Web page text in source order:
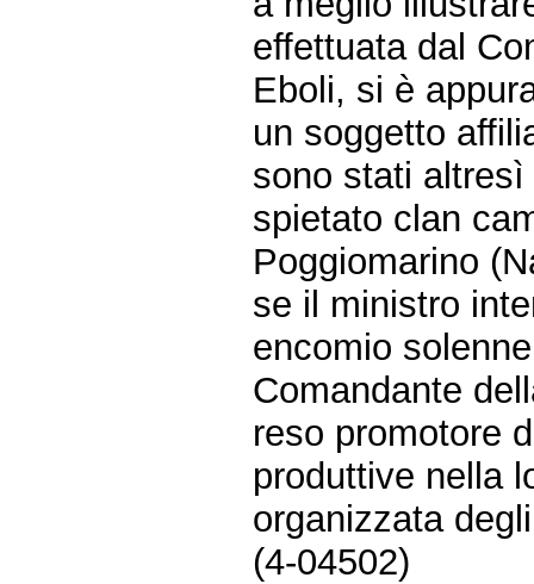
effettuata dal
Eboli, si è
un soggetto
sono stati
spietato clan
Poggiomarino
se il ministro
encomio
Comandante
reso promotore
produttive nella
organizzata
(4-04502)